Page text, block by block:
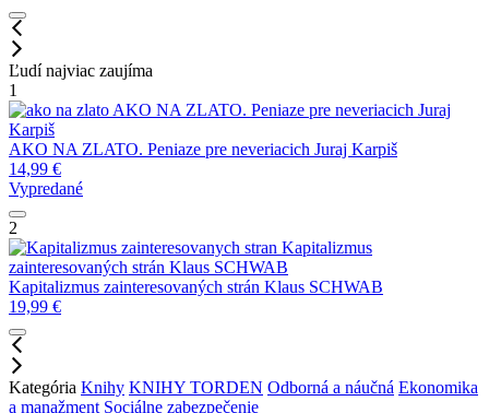
Ľudí najviac zaujíma
1
AKO NA ZLATO. Peniaze pre neveriacich Juraj
Karpiš
AKO NA ZLATO. Peniaze pre neveriacich Juraj Karpiš
14,99 €
Vypredané
2
Kapitalizmus
zainteresovaných strán Klaus SCHWAB
Kapitalizmus zainteresovaných strán Klaus SCHWAB
19,99 €
Kategória Knihy KNIHY TORDEN Odborná a náučná Ekonomika
a manažment Sociálne zabezpečenie